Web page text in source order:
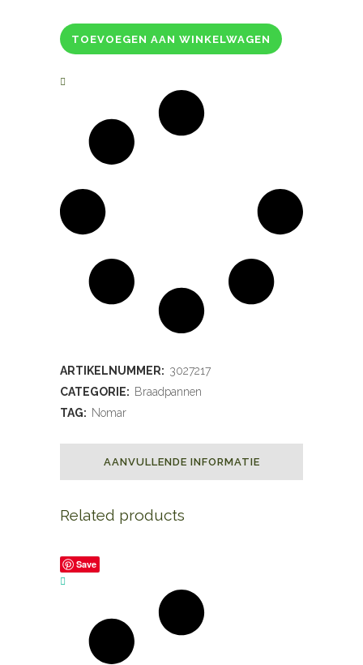
Nomar
cm
quantity
TOEVOEGEN AAN WINKELWAGEN
ARTIKELNUMMER: 3027217
CATEGORIE: Braadpannen
TAG: Nomar
AANVULLENDE INFORMATIE
Related products
Save